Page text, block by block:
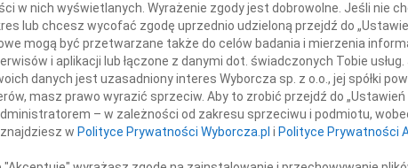
Kochanej
Joasi
w nich wyświetlanych. Wyrażenie zgody jest dobrowolne. Jeśli nie
lub chcesz wycofać zgodę uprzednio udzieloną przejdź do
mogą być przetwarzane także do celów badania i mierzenia
i aplikacji lub łączone z danymi dot. świadczonych Tobie
danych jest uzasadniony interes Wyborcza sp. z o.o., jej spółki
masz prawo wyrazić sprzeciw. Aby to zrobić przejdź do „Ustawień
– w zależności od zakresu sprzeciwu i podmiotu,
w Polityce Prywatności Wyborcza.pl i Polityce Prywatności